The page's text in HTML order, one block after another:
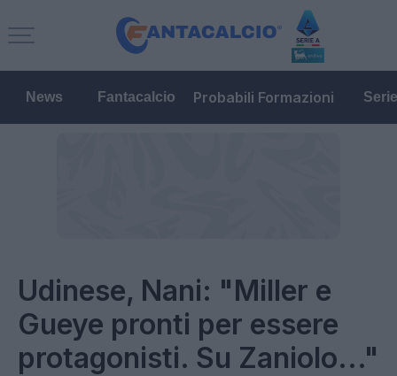
News Fantacalcio Probabili Formazioni
Udinese, Nani: "Miller e
Gueye pronti per essere
protagonisti. Su Zaniolo..."